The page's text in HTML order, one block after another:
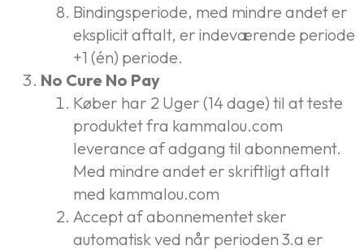
Bindingsperiode, med mindre andet er
eksplicit aftalt, er indeværende periode
+1 (én) periode.
No Cure No Pay
Køber har 2 Uger (14 dage) til at teste
produktet fra kammalou.com
leverance af adgang til abonnement.
Med mindre andet er skriftligt aftalt
med kammalou.com
Accept af abonnementet sker
automatisk ved når perioden 3.a er